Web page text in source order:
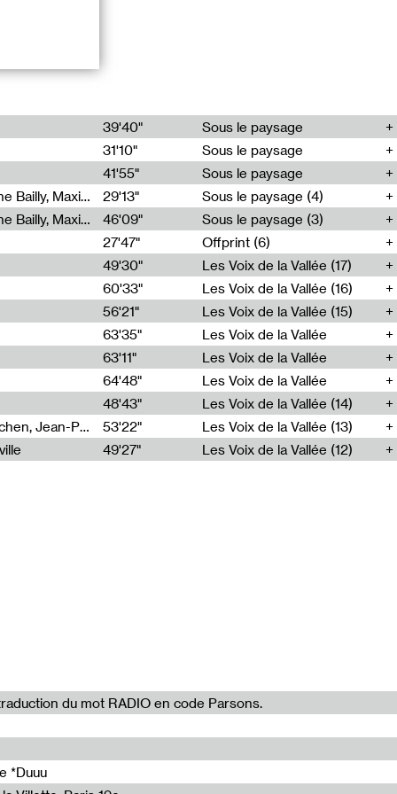
Philippe
pour la
ils dialoguent
arbres et les
rouge
Comment
Cartier et
de
8 décembre
de Lausanne.
Son
et
et au
de l’Office
explore la
en Alsace
39'40"
Sous le paysage
31'10"
Sous le paysage
41'55"
Sous le paysage
Maxime Rovere, Jean-Christophe Bailly, Maxime Ollivier, Anne Simon, Gilberte Tsaï, Fabrice Hyber 29'13"
Sous le paysage (4)
Maxime Rovere, Jean-Christophe Bailly, Maxime Ollivier, Anne Simon, Gilberte Tsaï, Fabrice Hyber 46'09"
Sous le paysage (3)
27'47"
Offprint (6)
49'30"
Les Voix de la Vallée (17)
60'33"
Les Voix de la Vallée (16)
56'21"
Les Voix de la Vallée (15)
63'35"
Les Voix de la Vallée
63'11"
Les Voix de la Vallée
64'48"
Les Voix de la Vallée
48'43"
Les Voix de la Vallée (14)
Fabrice Hyber, Jean-Michel Brochen, Jean-Philippe Toussaint 53'22"
Les Voix de la Vallée (13)
49'27" Les Voix de la Vallée (12)
du mot RADIO en code Parsons.
*Duuu